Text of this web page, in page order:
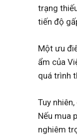
trạng
tiến độ
Một ưu
ẩm của
quá trình
Tuy
Nếu mua
nghiêm